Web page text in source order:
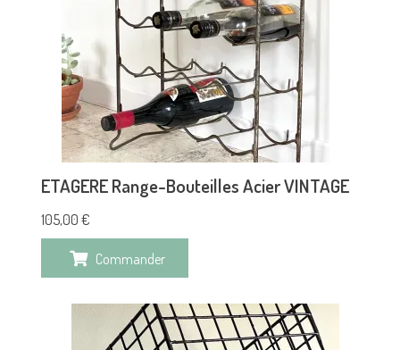
ETAGERE Range-Bouteilles Acier VINTAGE
105,00 €
Commander